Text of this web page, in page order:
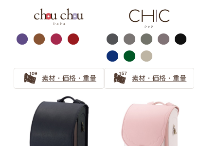
シルバー・ゴールド
素材・価格・重量 素材・価格・重量